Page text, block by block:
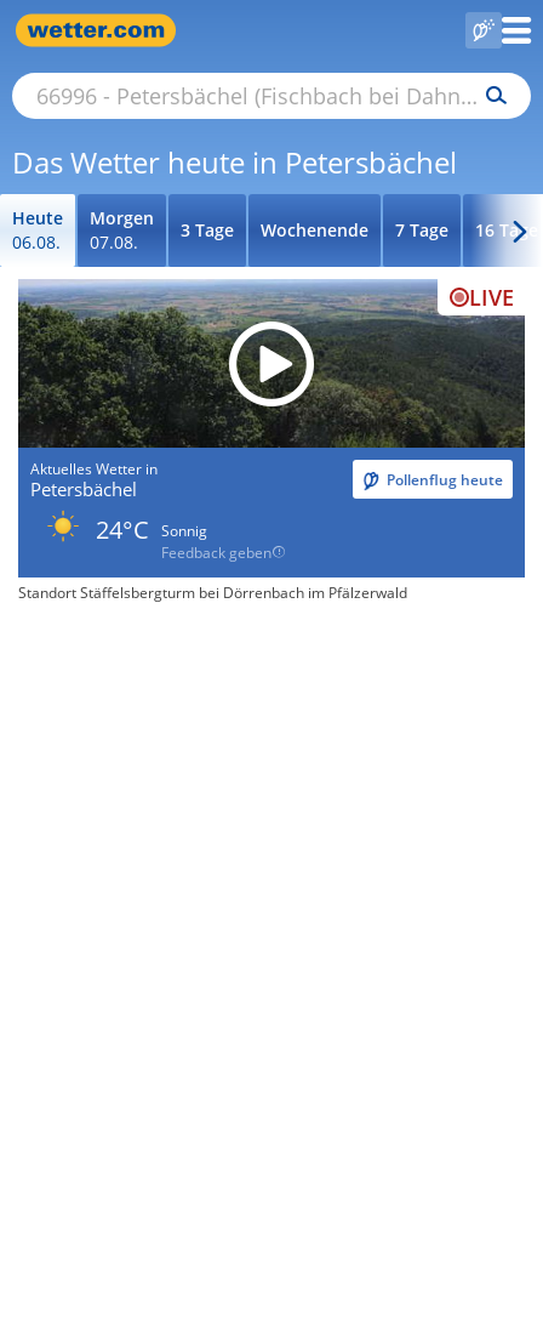
Das Wetter heute in Petersbächel
Heute
06.08.
Morgen
07.08.
3 Tage Wochenende 7 Tage 16 Tage
LIVE
Aktuelles Wetter in
Petersbächel Pollenflug heute
24°C
Sonnig
Feedback geben
Standort Stäffelsbergturm bei Dörrenbach im Pfälzerwald